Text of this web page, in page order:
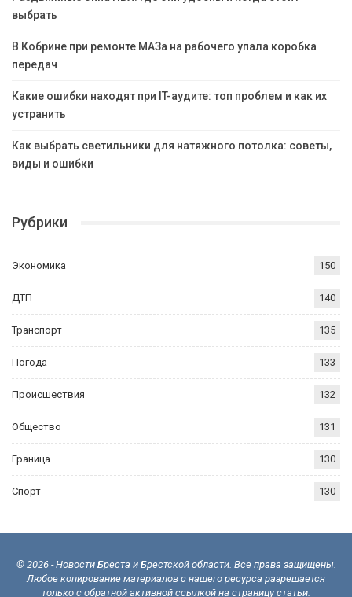
выбрать
В Кобрине при ремонте МАЗа на рабочего упала коробка
передач
Какие ошибки находят при IT-аудите: топ проблем и как их
устранить
Как выбрать светильники для натяжного потолка: советы,
виды и ошибки
Рубрики
Экономика 150
ДТП 140
Транспорт 135
Погода 133
Происшествия 132
Общество 131
Граница 130
Спорт 130
© 2026 - Новости Бреста и Брестской области. Все права защищены.
Любое копирование материалов с нашего ресурса разрешается
только с обратной активной ссылкой на страницу статьи.